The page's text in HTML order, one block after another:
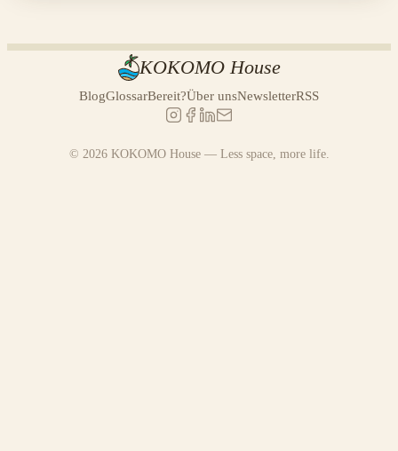
KOKOMO House
BlogGlossarBereit?Über unsNewsletterRSS
© 2026 KOKOMO House — Less space, more life.